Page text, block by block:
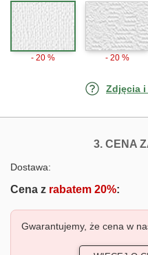
- 20 % - 20 %
Zdjęcia i
3. CENA
Dostawa:
Cena z rabatem 20%:
Gwarantujemy, że cena w